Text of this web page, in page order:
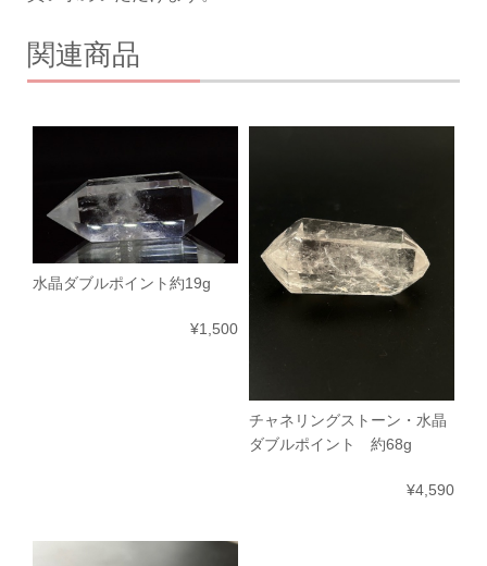
関連商品
水晶ダブルポイント約19g
¥1,500
チャネリングストーン・水晶
ダブルポイント 約68g
¥4,590